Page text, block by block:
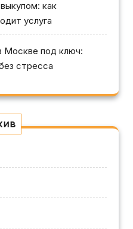
как
услуга
Москве под ключ:
стресса